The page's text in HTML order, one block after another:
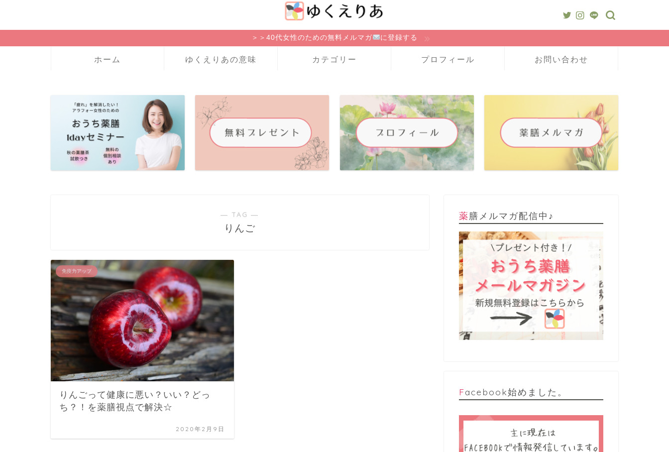
＞＞40代女性のための無料メルマガ に登録する
ホーム ゆくえりあの意味 カテゴリー プロフィール お問い合わせ
― TAG ―
りんご
免疫力アップ
りんごって健康に悪い？いい？どっ
ち？！を薬膳視点で解決☆
2020年2月9日
薬膳メルマガ配信中♪
Facebook始めました。